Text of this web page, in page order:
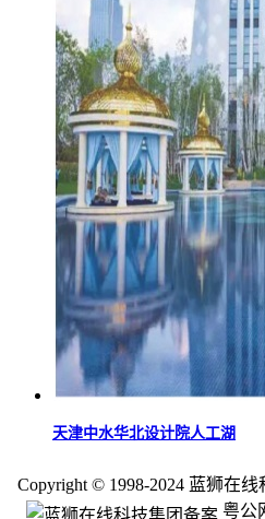
天津中水华北设计院人工湖
Copyright © 1998-2024 蓝狮在
粤公